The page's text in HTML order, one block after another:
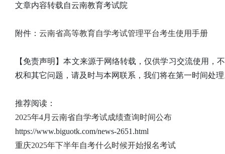
文章内容转载自云南教育考试院
附件： 云南省高等教育自学考试管理平台考生使用手册
【免责声明】本文来源于网络转载，仅供学习交流使用
权和其它问题，请及时与本网联系，我们将在第一时间处
推荐阅读：
2025年4月云南省自学考试成绩查询时间公布
https://www.biguotk.com/news-2651.html
重庆2025年下半年自考什么时候开始报名考试